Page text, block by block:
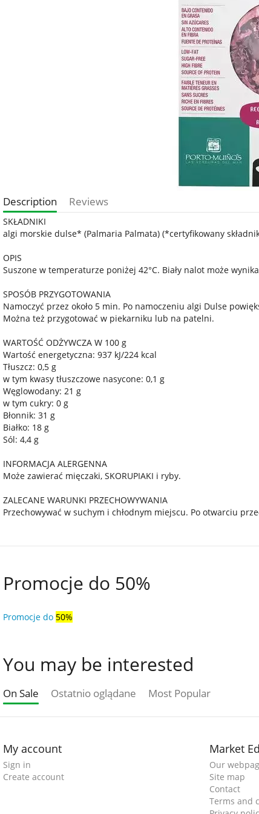
Description Reviews
SKŁADNIKI
algi morskie dulse* (Palmaria Palmata) (*certyfikowany
OPIS
Suszone w temperaturze poniżej 42°C. Biały nalot może
SPOSÓB PRZYGOTOWANIA
Namoczyć przez około 5 min. Po namoczeniu algi Dulse
Można też przygotować w piekarniku lub na patelni.
WARTOŚĆ ODŻYWCZA W 100 g
Wartość energetyczna: 937 kJ/224 kcal
Tłuszcz: 0,5 g
w tym kwasy tłuszczowe nasycone: 0,1 g
Węglowodany: 21 g
w tym cukry: 0 g
Błonnik: 31 g
Białko: 18 g
Sól: 4,4 g
INFORMACJA ALERGENNA
Może zawierać mięczaki, SKORUPIAKI i ryby.
ZALECANE WARUNKI PRZECHOWYWANIA
Przechowywać w suchym i chłodnym miejscu. Po otwarciu
Promocje do 50%
Promocje do 50%
You may be interested
On Sale Ostatnio oglądane Most Popular
My account
Sign in
Create account
Market
Our
Site map
Contact
Terms and